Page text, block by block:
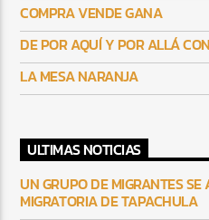
COMPRA VENDE GANA
DE POR AQUÍ Y POR ALLÁ
LA MESA NARANJA
ULTIMAS NOTICIAS
UN GRUPO DE MIGRANTES
MIGRATORIA DE TAPACHULA